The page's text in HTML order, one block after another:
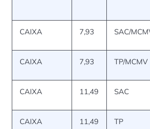
CAIXA 7,93 SAC/
CAIXA 7,93 TP/MCMV
CAIXA 11,49 SAC
CAIXA 11,49 TP